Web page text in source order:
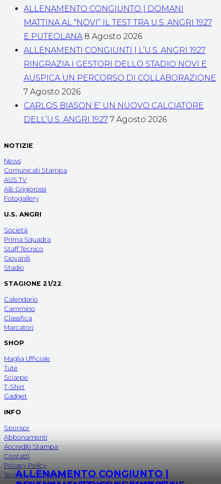
ALLENAMENTO CONGIUNTO |
ALLENAMENTO CONGIUNTO | DOMANI
MATTINA AL “NOVI” IL TEST TRA U.S. ANGRI 1927
E PUTEOLANA 8 Agosto 2026
ALLENAMENTI CONGIUNTI | L’U.S. ANGRI 1927
RINGRAZIA I GESTORI DELLO STADIO NOVI E
AUSPICA UN PERCORSO DI COLLABORAZIONE
7 Agosto 2026
CARLOS BIASON E’ UN NUOVO CALCIATORE
DELL’U.S. ANGRI 1927 7 Agosto 2026
NOTIZIE
News
Comunicati Stampa
AUS TV
Alè Grigiorossi
Fotogallery
U.S. ANGRI
Società
Prima Squadra
Staff Tecnico
Giovanili
Stadio
STAGIONE 21/22
Calendario
Cammino
Classifica
Marcatori
SHOP
Maglia Ufficiale
Tute
Sciarpe
T-Shirt
Gadget
INFO
Sponsor
Abbonamenti
Accrediti Stampa
Contatti
Privacy Policy
Termini e Condizioni